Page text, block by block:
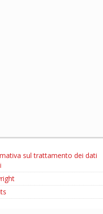
sul trattamento dei dati